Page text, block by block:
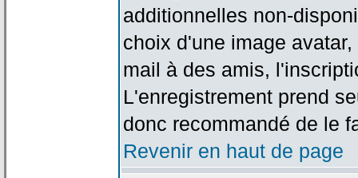
additionnelles non-
choix d'une image
mail à des amis,
L'enregistrement prend
donc recommandé de le
Revenir en haut de page